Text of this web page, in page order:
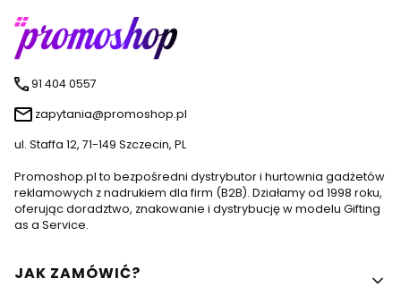
91 404 0557
zapytania@promoshop.pl
ul. Staffa 12, 71-149 Szczecin, PL
Promoshop.pl to bezpośredni dystrybutor i hurtownia gadżetów
reklamowych z nadrukiem dla firm (B2B). Działamy od 1998 roku,
oferując doradztwo, znakowanie i dystrybucję w modelu Gifting
as a Service.
Linki w stopce
JAK ZAMÓWIĆ?